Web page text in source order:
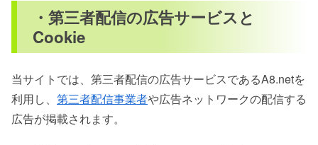
・第三者配信の広告サービスと
Cookie
当サイトでは、第三者配信の広告サービスであるA8.netを
利用し、 第三者配信事業者や広告ネットワークの配信する
広告が掲載されます。